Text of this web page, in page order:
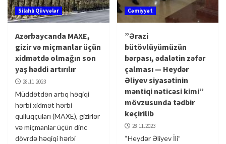
Silahlı Qüvvələr
Azərbaycanda MAXE,
gizir və miçmanlar üçün
xidmətdə olmağın son
yaş həddi artırılır
28.11.2023
Müddətdən artıq həqiqi
hərbi xidmət hərbi
qulluqçuları (MAXE), gizirlər
və miçmanlar üçün dinc
dövrdə həqiqi hərbi
Cəmiyyət
”Ərazi
bütövlüyümüzün
bərpası, ədalətin zəfər
çalması — Heydər
Əliyev siyasətinin
məntiqi nəticəsi kimi”
mövzusunda tədbir
keçirilib
28.11.2023
“Heydər Əliyev İli”